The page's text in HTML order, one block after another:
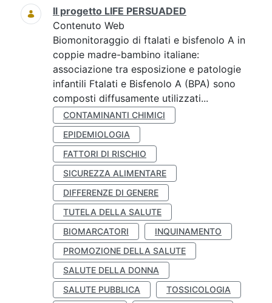
Il progetto LIFE PERSUADED
Contenuto Web
Biomonitoraggio di ftalati e bisfenolo A in
coppie madre-bambino italiane:
associazione tra esposizione e patologie
infantili Ftalati e Bisfenolo A (BPA) sono
composti diffusamente utilizzati...
CONTAMINANTI CHIMICI
EPIDEMIOLOGIA
FATTORI DI RISCHIO
SICUREZZA ALIMENTARE
DIFFERENZE DI GENERE
TUTELA DELLA SALUTE
BIOMARCATORI
INQUINAMENTO
PROMOZIONE DELLA SALUTE
SALUTE DELLA DONNA
SALUTE PUBBLICA
TOSSICOLOGIA